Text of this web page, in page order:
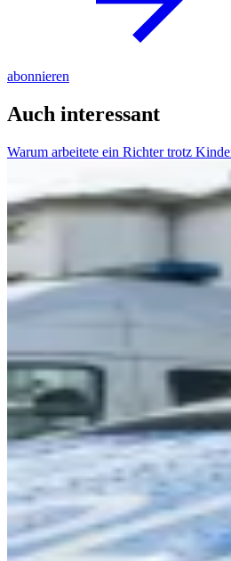
abonnieren
Auch interessant
Warum arbeitete ein Richter trotz